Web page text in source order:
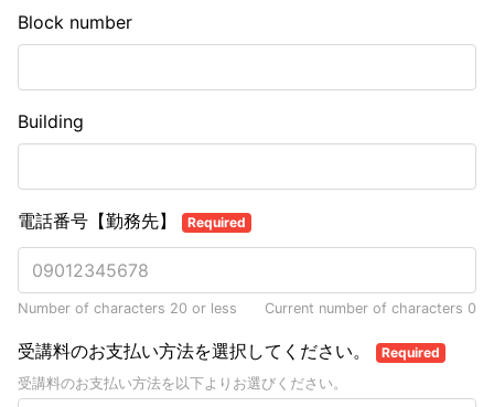
Block number
Building
電話番号【勤務先】 Required
Number of characters 20 or less Current number of characters 0
受講料のお支払い方法を選択してください。 Required
受講料のお支払い方法を以下よりお選びください。